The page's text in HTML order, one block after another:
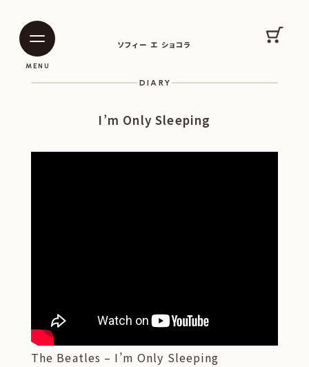
ソフィー エ ショコラ
MENU
カー
DIARY
I’m Only Sleeping
The Beatles – I’m Only Sleeping